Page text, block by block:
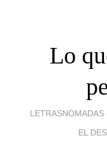
Lo
LETRASNOMADAS
EL